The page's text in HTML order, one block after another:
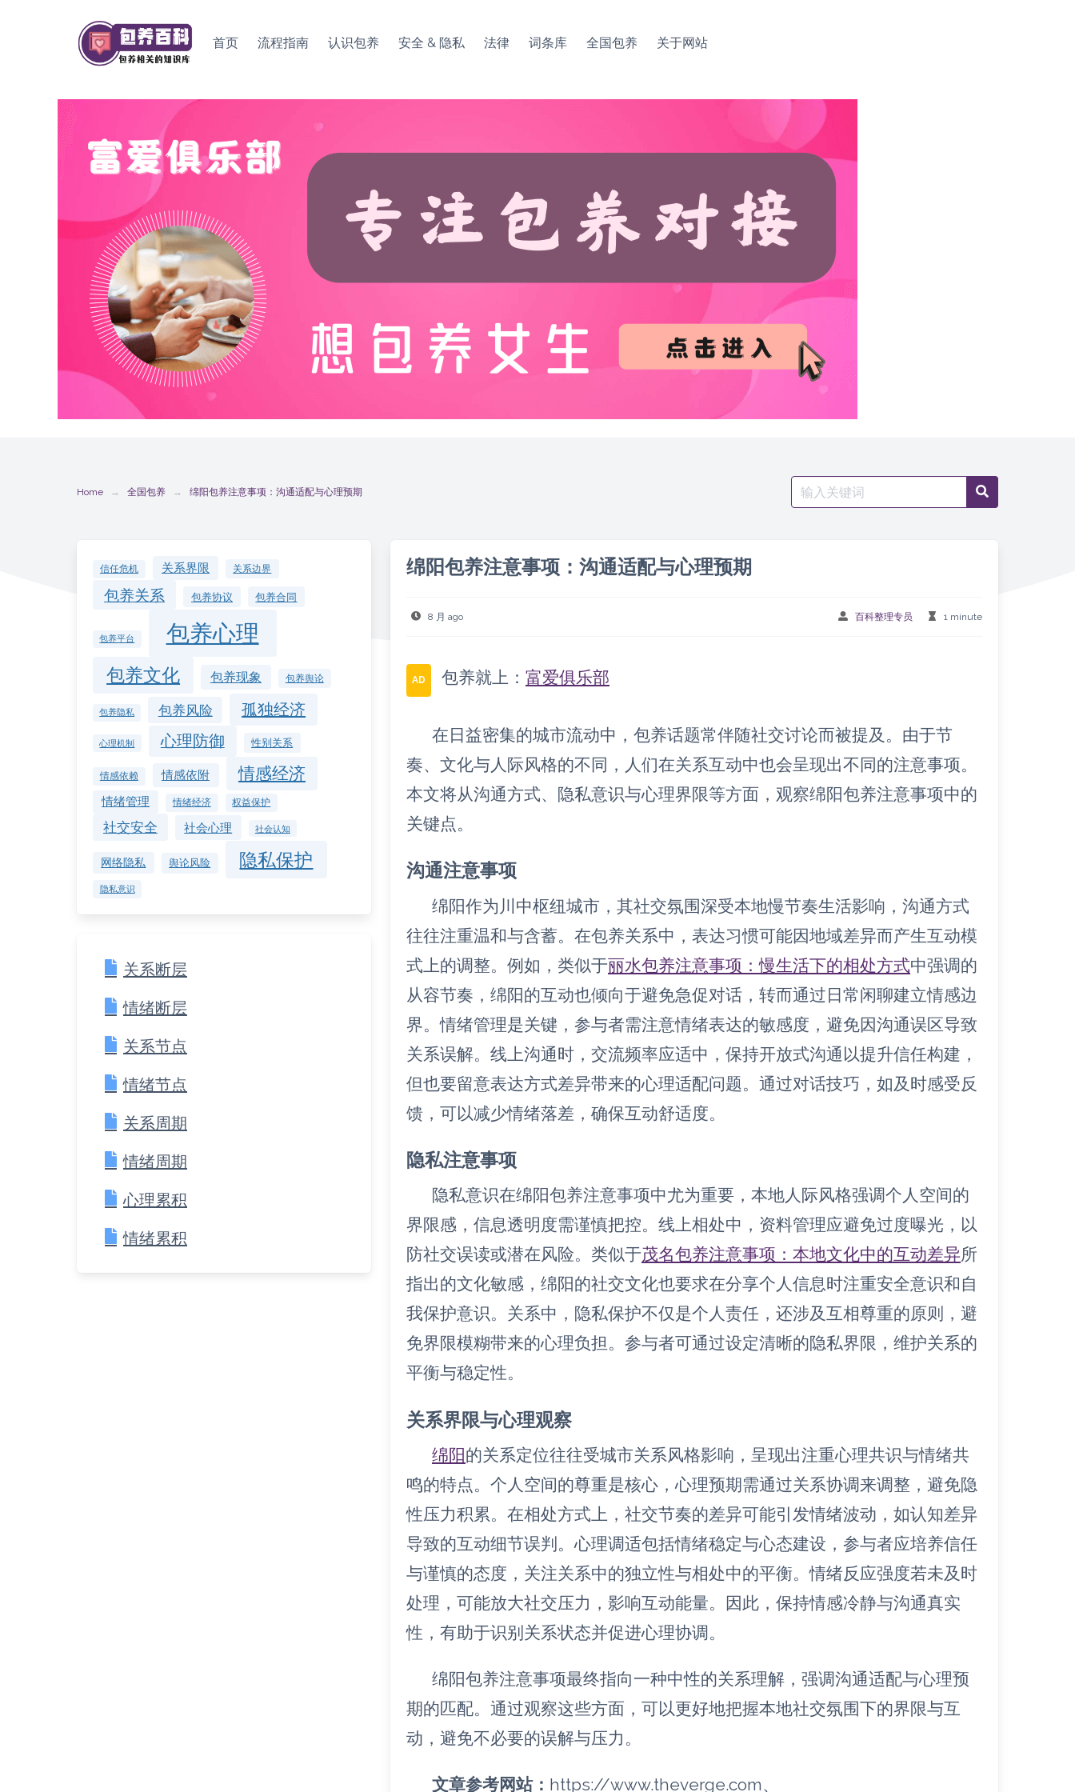
首页 流程指南 认识包养 安全 & 隐私 法律 词条库 全国包养 关于网站
Home 全国包养 绵阳包养注意事项：沟通适配与心理预期
Search
for:
Search
绵阳包养注意事项：沟通适配与心理预期
8 月 ago 百科整理专员 1 minute
AD 包养就上：富爱俱乐部
在日益密集的城市流动中，包养话题常伴随社交讨论而被提及。由于节
奏、文化与人际风格的不同，人们在关系互动中也会呈现出不同的注意事项。
本文将从沟通方式、隐私意识与心理界限等方面，观察绵阳包养注意事项中的
关键点。
沟通注意事项
绵阳作为川中枢纽城市，其社交氛围深受本地慢节奏生活影响，沟通方式
往往注重温和与含蓄。在包养关系中，表达习惯可能因地域差异而产生互动模
式上的调整。例如，类似于丽水包养注意事项：慢生活下的相处方式中强调的
从容节奏，绵阳的互动也倾向于避免急促对话，转而通过日常闲聊建立情感边
界。情绪管理是关键，参与者需注意情绪表达的敏感度，避免因沟通误区导致
关系误解。线上沟通时，交流频率应适中，保持开放式沟通以提升信任构建，
但也要留意表达方式差异带来的心理适配问题。通过对话技巧，如及时感受反
馈，可以减少情绪落差，确保互动舒适度。
隐私注意事项
隐私意识在绵阳包养注意事项中尤为重要，本地人际风格强调个人空间的
界限感，信息透明度需谨慎把控。线上相处中，资料管理应避免过度曝光，以
防社交误读或潜在风险。类似于茂名包养注意事项：本地文化中的互动差异所
指出的文化敏感，绵阳的社交文化也要求在分享个人信息时注重安全意识和自
我保护意识。关系中，隐私保护不仅是个人责任，还涉及互相尊重的原则，避
免界限模糊带来的心理负担。参与者可通过设定清晰的隐私界限，维护关系的
平衡与稳定性。
关系界限与心理观察
绵阳的关系定位往往受城市关系风格影响，呈现出注重心理共识与情绪共
鸣的特点。个人空间的尊重是核心，心理预期需通过关系协调来调整，避免隐
性压力积累。在相处方式上，社交节奏的差异可能引发情绪波动，如认知差异
导致的互动细节误判。心理调适包括情绪稳定与心态建设，参与者应培养信任
与谨慎的态度，关注关系中的独立性与相处中的平衡。情绪反应强度若未及时
处理，可能放大社交压力，影响互动能量。因此，保持情感冷静与沟通真实
性，有助于识别关系状态并促进心理协调。
绵阳包养注意事项最终指向一种中性的关系理解，强调沟通适配与心理预
期的匹配。通过观察这些方面，可以更好地把握本地社交氛围下的界限与互
动，避免不必要的误解与压力。
文章参考网站： https://www.theverge.com、
信任危机 关系界限 关系边界
包养关系 包养协议 包养合同
包养平台 包养心理
包养文化 包养现象 包养舆论
包养隐私 包养风险 孤独经济
心理机制 心理防御 性别关系
情感依赖 情感依附 情感经济
情绪管理 情绪经济 权益保护
社交安全 社会心理 社会认知
网络隐私 舆论风险 隐私保护
隐私意识
关系断层
情绪断层
关系节点
情绪节点
关系周期
情绪周期
心理累积
情绪累积